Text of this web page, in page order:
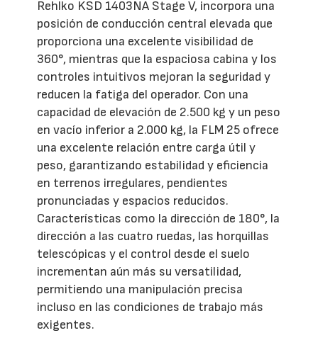
Rehlko KSD 1403NA Stage V, incorpora una
posición de conducción central elevada que
proporciona una excelente visibilidad de
360°, mientras que la espaciosa cabina y los
controles intuitivos mejoran la seguridad y
reducen la fatiga del operador. Con una
capacidad de elevación de 2.500 kg y un peso
en vacío inferior a 2.000 kg, la FLM 25 ofrece
una excelente relación entre carga útil y
peso, garantizando estabilidad y eficiencia
en terrenos irregulares, pendientes
pronunciadas y espacios reducidos.
Características como la dirección de 180°, la
dirección a las cuatro ruedas, las horquillas
telescópicas y el control desde el suelo
incrementan aún más su versatilidad,
permitiendo una manipulación precisa
incluso en las condiciones de trabajo más
exigentes.